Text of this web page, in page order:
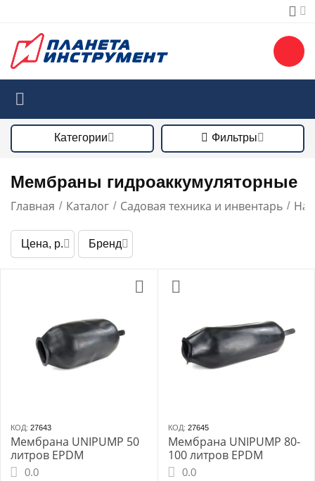
Категории Фильтры
Мембраны гидроаккумуляторные
Главная / Каталог / Садовая техника и инвентарь /
Цена, р. Бренд
КОД: 27643
Мембрана UNIPUMP 50
литров EPDM
0.0
КОД: 27645
Мембрана UNIPUMP 80-
100 литров EPDM
0.0